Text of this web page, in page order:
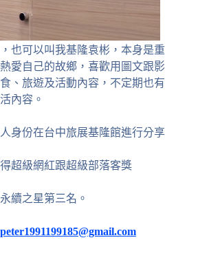
也可以叫我基隆袁彬，本身是重
愛自己的故鄉，喜歡用圖文跟影
、旅遊及活動內容，不定期也有
內容。
身份在台中旅展基隆館進行分享
超級網紅跟超級部落客獎
續之星第三名。
peter1991199185@gmail.com